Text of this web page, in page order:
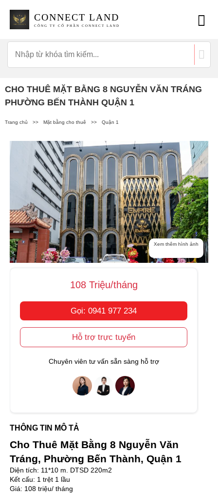
CONNECT LAND
CÔNG TY CỔ PHẦN CONNECT LAND
CHO THUÊ MẶT BẰNG 8 NGUYỄN VĂN TRÁNG
PHƯỜNG BẾN THÀNH QUẬN 1
Trang chủ >> Mặt bằng cho thuê >> Quận 1
Xem thêm hình ảnh
108 Triệu/tháng
Gọi: 0941 977 234
Hỗ trợ trực tuyến
Chuyên viên tư vấn sẵn sàng hỗ trợ
THÔNG TIN MÔ TẢ
Cho Thuê Mặt Bằng 8 Nguyễn Văn
Tráng, Phường Bến Thành, Quận 1
Diện tích: 11*10 m. DTSD 220m2
Kết cấu: 1 trệt 1 lầu
Giá: 108 triệu/ tháng